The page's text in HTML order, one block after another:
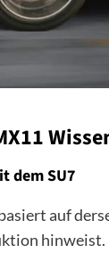
dem SU7
auf
hinweist.